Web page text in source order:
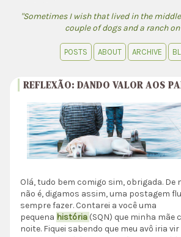
"Sometimes I wish that lived in the
couple of dogs and a ranch
POSTS ABOUT ARCHIVE
REFLEXÃO: DANDO VALOR AOS
Olá, tudo bem comigo sim, obrigada. De
não é, digamos assim, uma postagem
sempre fazer. Contarei a você uma
pequena história (SQN) que minha mãe
noite. Fiquei sabendo que meu avô iria